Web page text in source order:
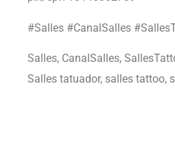
#Salles #CanalSalles
Salles, CanalSalles,
Salles tatuador, salles tattoo,